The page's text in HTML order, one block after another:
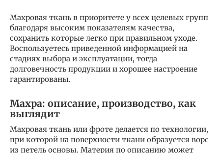
Махровая ткань в приоритете у всех целевых групп
благодаря высоким показателям качества,
сохранить которые легко при правильном уходе.
Воспользуетесь приведенной информацией на
стадиях выбора и эксплуатации, тогда
долговечность продукции и хорошее настроение
гарантированы.
Махра: описание, производство, как
выглядит
Махровая ткань или фроте делается по технологии,
при которой на поверхности ткани образуется ворс
из петель основы. Материя по описанию может